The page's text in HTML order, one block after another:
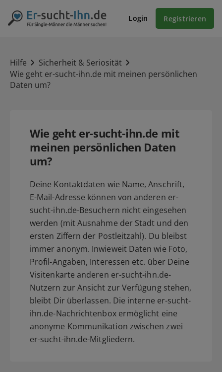
Login Registrieren
Hilfe
Sicherheit & Seriosität
Wie geht er-sucht-ihn.de mit meinen persönlichen
Daten um?
Wie geht er-sucht-ihn.de mit
meinen persönlichen Daten
um?
Deine Kontaktdaten wie Name, Anschrift,
E-Mail-Adresse können von anderen er-
sucht-ihn.de-Besuchern nicht eingesehen
werden (mit Ausnahme der Stadt und den
ersten Ziffern der Postleitzahl). Du bleibst
immer anonym. Inwieweit Daten wie Foto,
Profil-Angaben, Interessen etc. über Deine
Visitenkarte anderen er-sucht-ihn.de-
Nutzern zur Ansicht zur Verfügung stehen,
bleibt Dir überlassen. Die interne er-sucht-
ihn.de-Nachrichtenbox ermöglicht eine
anonyme Kommunikation zwischen zwei
er-sucht-ihn.de-Mitgliedern.